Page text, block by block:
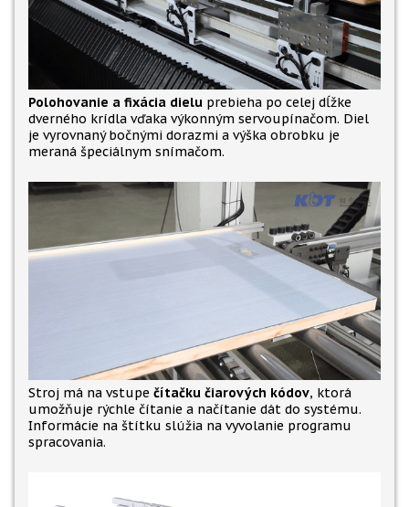
Polohovanie a fixácia dielu prebieha po celej dĺžke
dverného krídla vďaka výkonným servoupínačom. Diel
je vyrovnaný bočnými dorazmi a výška obrobku je
meraná špeciálnym snímačom.
Stroj má na vstupe čítačku čiarových kódov, ktorá
umožňuje rýchle čítanie a načítanie dát do systému.
Informácie na štítku slúžia na vyvolanie programu
spracovania.